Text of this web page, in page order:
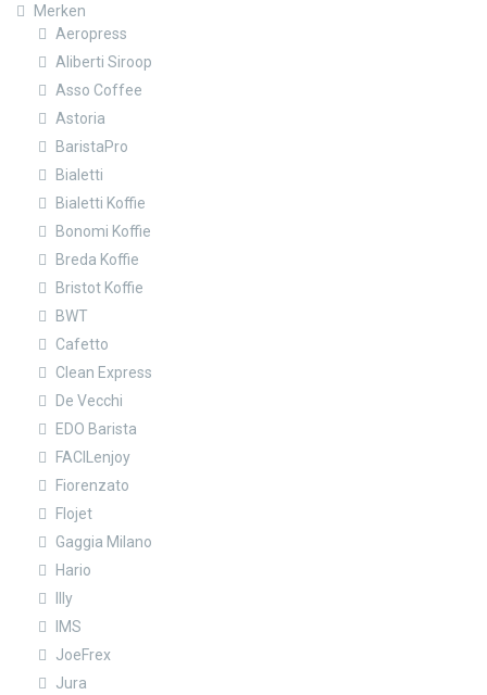
Merken
Aeropress
Aliberti Siroop
Asso Coffee
Astoria
BaristaPro
Bialetti
Bialetti Koffie
Bonomi Koffie
Breda Koffie
Bristot Koffie
BWT
Cafetto
Clean Express
De Vecchi
EDO Barista
FACILenjoy
Fiorenzato
Flojet
Gaggia Milano
Hario
Illy
IMS
JoeFrex
Jura